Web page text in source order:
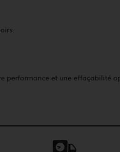
performance et une effaçabilité